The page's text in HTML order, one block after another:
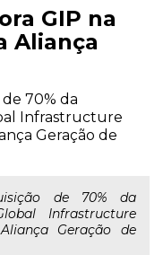
GIP na
Aliança
de 70% da
Infrastructure
Geração de
de 70% da
Infrastructure
Geração de